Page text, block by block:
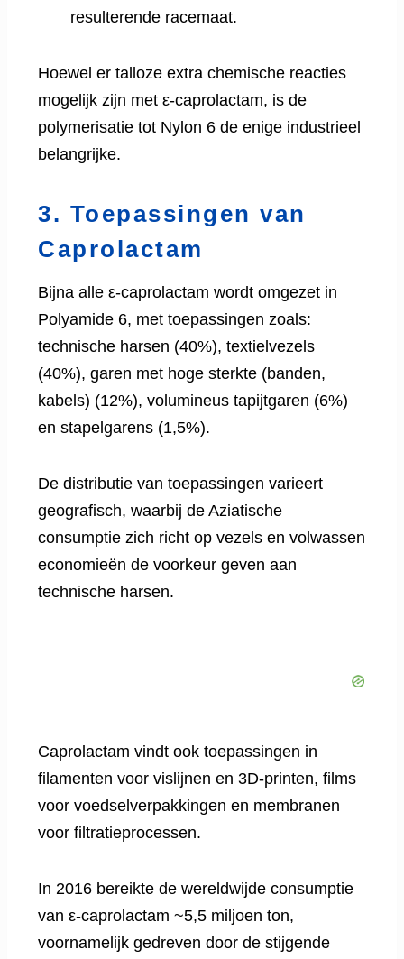
resulterende racemaat.
Hoewel er talloze extra chemische reacties
mogelijk zijn met ε-caprolactam, is de
polymerisatie tot Nylon 6 de enige industrieel
belangrijke.
3. Toepassingen van
Caprolactam
Bijna alle ε-caprolactam wordt omgezet in
Polyamide 6, met toepassingen zoals:
technische harsen (40%), textielvezels
(40%), garen met hoge sterkte (banden,
kabels) (12%), volumineus tapijtgaren (6%)
en stapelgarens (1,5%).
De distributie van toepassingen varieert
geografisch, waarbij de Aziatische
consumptie zich richt op vezels en volwassen
economieën de voorkeur geven aan
technische harsen.
Caprolactam vindt ook toepassingen in
filamenten voor vislijnen en 3D-printen, films
voor voedselverpakkingen en membranen
voor filtratieprocessen.
In 2016 bereikte de wereldwijde consumptie
van ε-caprolactam ~5,5 miljoen ton,
voornamelijk gedreven door de stijgende